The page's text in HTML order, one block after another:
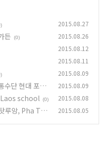
2015.08.27
든 (0) 2015.08.26
2015.08.12
2015.08.11
2015.08.09
수단 현대 포터 2015.08.09
Laos school (0) 2015.08.08
루앙, Pha Tha
2015.08.05